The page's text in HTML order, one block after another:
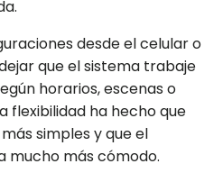
desde el celular o
que el sistema trabaje
horarios, escenas o
flexibilidad ha hecho que
simples y que el
mucho más cómodo.